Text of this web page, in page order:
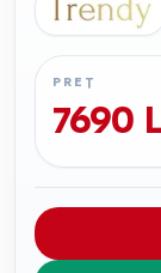
PREȚ
7690